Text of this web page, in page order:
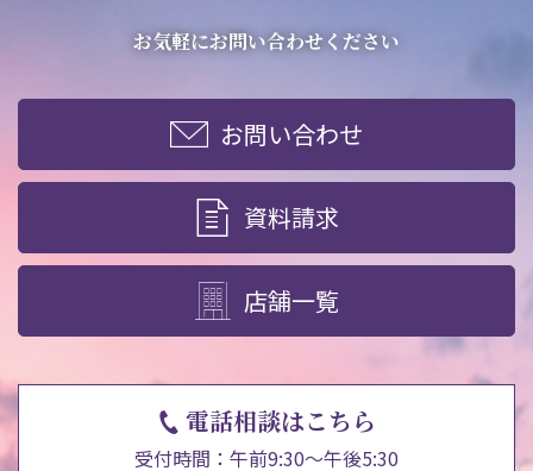
お気軽にお問い合わせください
お問い合わせ
資料請求
店舗一覧
電話相談はこちら
受付時間：午前9:30～午後5:30